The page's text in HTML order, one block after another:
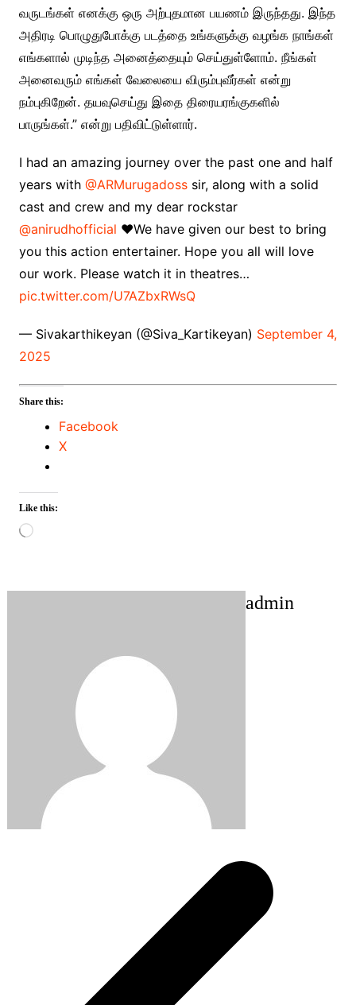
வருடங்கள் எனக்கு ஒரு அற்புதமான பயணம் இருந்தது. இந்த
அதிரடி பொழுதுபோக்கு படத்தை உங்களுக்கு வழங்க நாங்கள்
எங்களால் முடிந்த அனைத்தையும் செய்துள்ளோம். நீங்கள்
அனைவரும் எங்கள் வேலையை விரும்புவீர்கள் என்று
நம்புகிறேன். தயவுசெய்து இதை திரையரங்குகளில்
பாருங்கள்.” என்று பதிவிட்டுள்ளார்.
I had an amazing journey over the past one and half
years with @ARMurugadosssir, along with a solid
cast and crew and my dear rockstar
@anirudhofficial ❤️We have given our best to bring
you this action entertainer. Hope you all will love
our work. Please watch it in theatres…
pic.twitter.com/U7AZbxRWsQ
— Sivakarthikeyan (@Siva_Kartikeyan) September 4,
2025
Share this:
Facebook
X
Like this:
Loading…
admin